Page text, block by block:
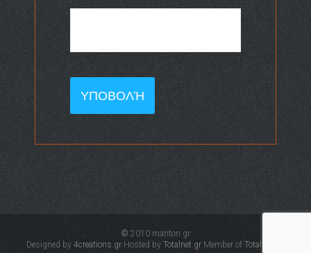
Captcha*
ΥΠΟΒΟΛΉ
© 2010 manton.gr
Designed by 4creations.grHosted by Totalnet.grMember of Totalfind.gr